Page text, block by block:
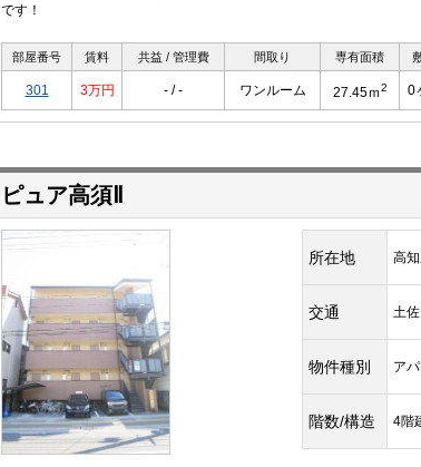
です！
部屋番号 賃料 共益 / 管理費 間取り 専有面積
301 3万円 - / - ワンルーム 27.45ｍ2 0
ピュア高須Ⅱ
所在地 高
交通 土
物件種別 ア
階数/構造 4階